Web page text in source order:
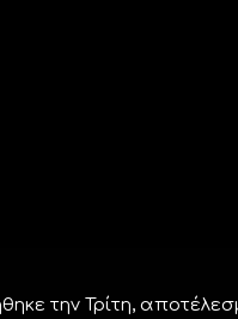
την Τρίτη,